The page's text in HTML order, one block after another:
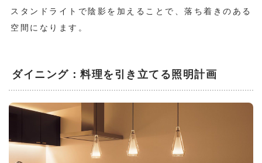
スタンドライトで陰影を加えることで、落ち着きのある
空間になります。
ダイニング：料理を引き立てる照明計画